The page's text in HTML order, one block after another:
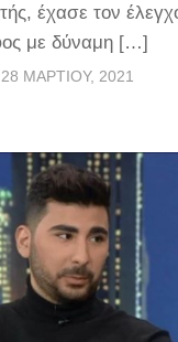
έχασε τον
με δύναμη […]
28 ΜΑΡΤΊΟΥ, 2021